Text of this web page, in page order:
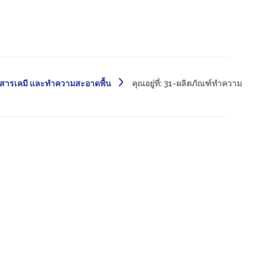
ารเคมี และทำความสะอาดพื้น คุณอยู่ที่: 31-ผลิตภัณฑ์ทำความ